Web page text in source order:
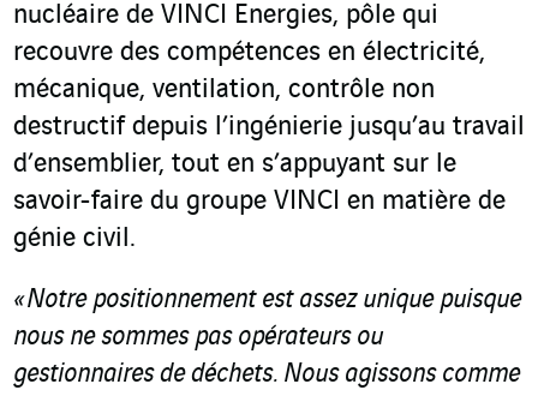
nucléaire de VINCI Energies, pôle qui
recouvre des compétences en électricité,
mécanique, ventilation, contrôle non
destructif depuis l’ingénierie jusqu’au travail
d’ensemblier, tout en s’appuyant sur le
savoir-faire du groupe VINCI en matière de
génie civil.
« Notre positionnement est assez unique puisque
nous ne sommes pas opérateurs ou
gestionnaires de déchets. Nous agissons comme